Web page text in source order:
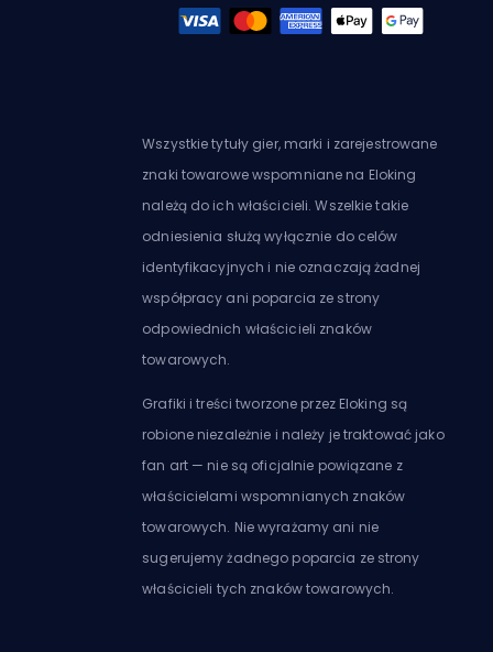
Wszystkie tytuły gier, marki i zarejestrowane
znaki towarowe wspomniane na Eloking
należą do ich właścicieli. Wszelkie takie
odniesienia służą wyłącznie do celów
identyfikacyjnych i nie oznaczają żadnej
współpracy ani poparcia ze strony
odpowiednich właścicieli znaków
towarowych.
Grafiki i treści tworzone przez Eloking są
robione niezależnie i należy je traktować jako
fan art — nie są oficjalnie powiązane z
właścicielami wspomnianych znaków
towarowych. Nie wyrażamy ani nie
sugerujemy żadnego poparcia ze strony
właścicieli tych znaków towarowych.